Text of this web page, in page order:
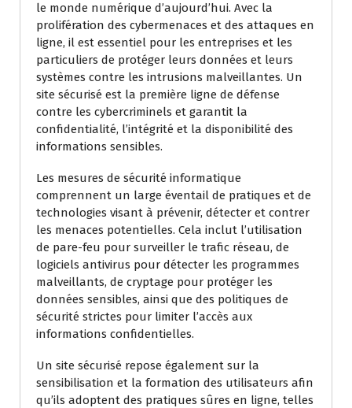
le monde numérique d’aujourd’hui. Avec la
prolifération des cybermenaces et des attaques en
ligne, il est essentiel pour les entreprises et les
particuliers de protéger leurs données et leurs
systèmes contre les intrusions malveillantes. Un
site sécurisé est la première ligne de défense
contre les cybercriminels et garantit la
confidentialité, l’intégrité et la disponibilité des
informations sensibles.
Les mesures de sécurité informatique
comprennent un large éventail de pratiques et de
technologies visant à prévenir, détecter et contrer
les menaces potentielles. Cela inclut l’utilisation
de pare-feu pour surveiller le trafic réseau, de
logiciels antivirus pour détecter les programmes
malveillants, de cryptage pour protéger les
données sensibles, ainsi que des politiques de
sécurité strictes pour limiter l’accès aux
informations confidentielles.
Un site sécurisé repose également sur la
sensibilisation et la formation des utilisateurs afin
qu’ils adoptent des pratiques sûres en ligne, telles